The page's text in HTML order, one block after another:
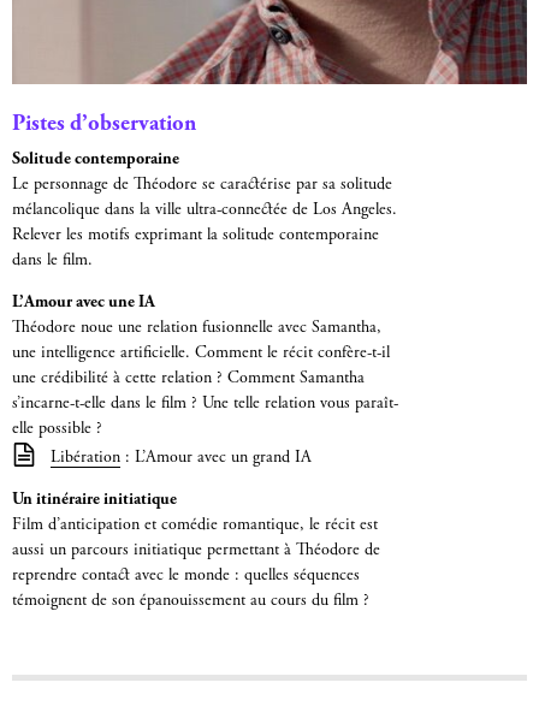
Pistes d’observation
Solitude contemporaine
Le personnage de Théodore se caractérise par sa solitude
mélancolique dans la ville ultra-connectée de Los Angeles.
Relever les motifs exprimant la solitude contemporaine
dans le film.
L’Amour avec une IA
Théodore noue une relation fusionnelle avec Samantha,
une intelligence artificielle. Comment le récit confère-t-il
une crédibilité à cette relation ? Comment Samantha
s’incarne-t-elle dans le film ? Une telle relation vous paraît-
elle possible ?
Libération : L’Amour avec un grand IA
Un itinéraire initiatique
Film d’anticipation et comédie romantique, le récit est
aussi un parcours initiatique permettant à Théodore de
reprendre contact avec le monde : quelles séquences
témoignent de son épanouissement au cours du film ?